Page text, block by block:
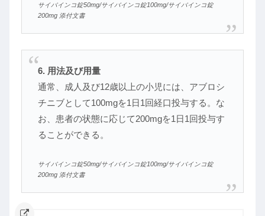
サイバインコ錠50mg/サイバインコ錠100mg/サイバインコ錠
200mg 添付文書
6. 用法及び用量
通常、成人及び12歳以上の小児には、アブロシ
チニブとして100mgを1日1回経口投与する。な
お、患者の状態に応じて200mgを1日1回投与す
ることができる。
サイバインコ錠50mg/サイバインコ錠100mg/サイバインコ錠
200mg 添付文書